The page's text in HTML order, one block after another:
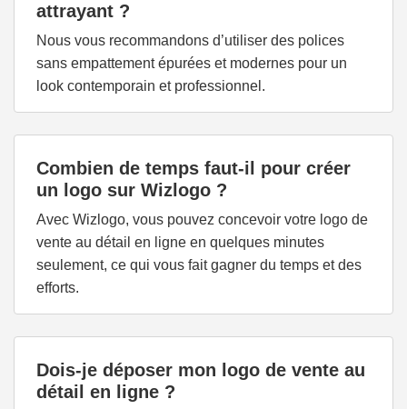
attrayant ?
Nous vous recommandons d’utiliser des polices
sans empattement épurées et modernes pour un
look contemporain et professionnel.
Combien de temps faut-il pour créer
un logo sur Wizlogo ?
Avec Wizlogo, vous pouvez concevoir votre logo de
vente au détail en ligne en quelques minutes
seulement, ce qui vous fait gagner du temps et des
efforts.
Dois-je déposer mon logo de vente au
détail en ligne ?